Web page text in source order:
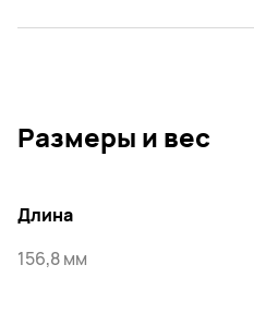
Размеры и вес
Длина
156,8 мм